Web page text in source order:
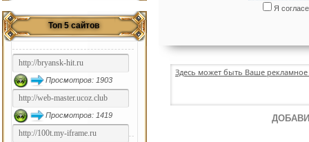
Топ 5 сайтов
Просмотров: 1903
Просмотров: 1419
Я
Здесь может быть Ваше